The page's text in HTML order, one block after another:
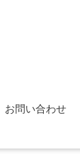
お問い合わせ